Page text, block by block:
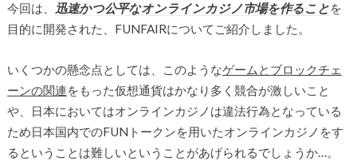
今回は、 迅速かつ公平なオンラインカジノ市場を作ることを
目的に開発された、FUNFAIRについてご紹介しました。
いくつかの懸念点としては、このようなゲームとブロックチェ
ーンの関連をもった仮想通貨はかなり多く競合が激しいこと
や、日本においてはオンラインカジノは違法行為となっている
ため日本国内でのFUNトークンを用いたオンラインカジノをす
るということは難しいということがあげられるでしょうか…。